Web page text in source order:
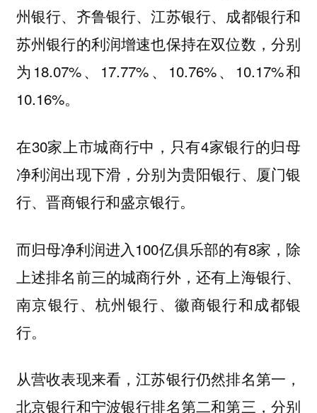
州银行、齐鲁银行、江苏银行、成都银行和
苏州银行的利润增速也保持在双位数，分别
为18.07%、17.77%、10.76%、10.17%和
10.16%。
在30家上市城商行中，只有4家银行的归母
净利润出现下滑，分别为贵阳银行、厦门银
行、晋商银行和盛京银行。
而归母净利润进入100亿俱乐部的有8家，除
上述排名前三的城商行外，还有上海银行、
南京银行、杭州银行、徽商银行和成都银
行。
从营收表现来看，江苏银行仍然排名第一，
北京银行和宁波银行排名第二和第三，分别